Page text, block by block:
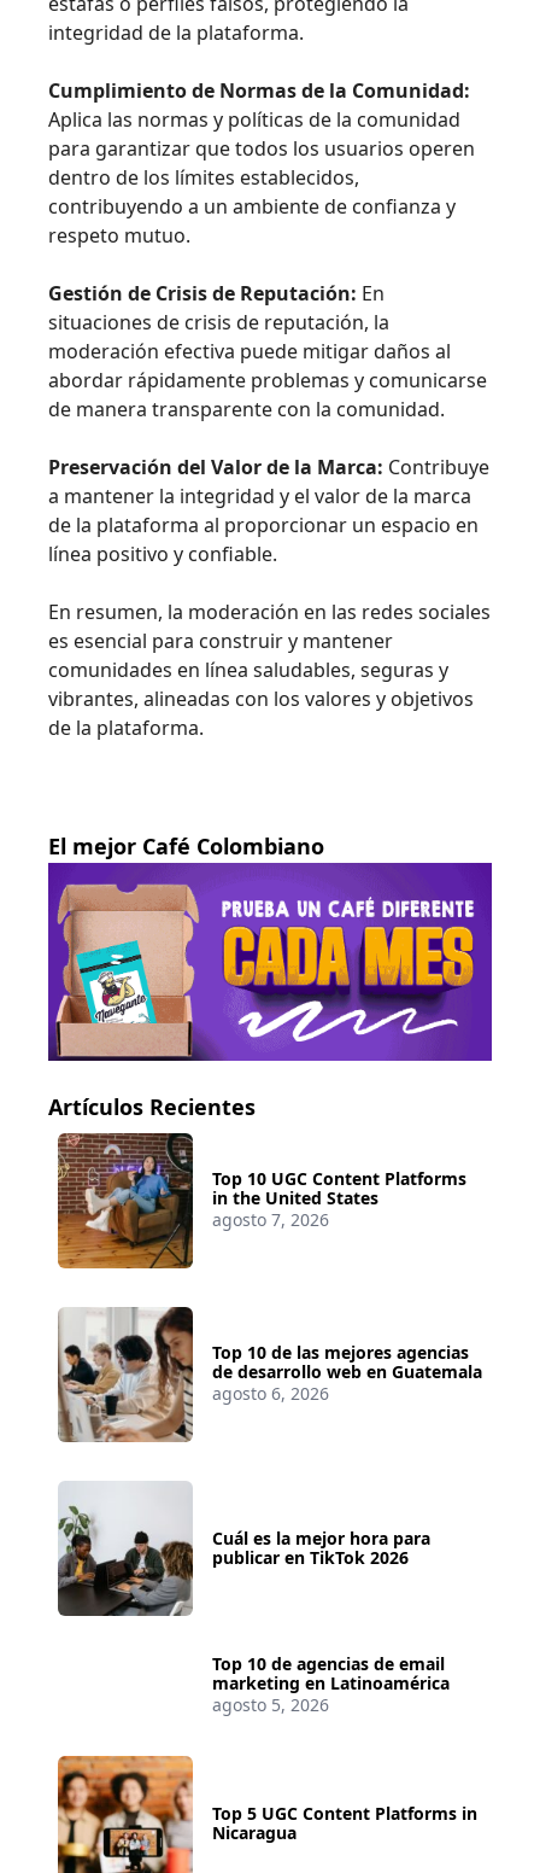
integridad de la plataforma.
Cumplimiento de Normas de la Comunidad:
Aplica las normas y políticas de la comunidad
para garantizar que todos los usuarios operen
dentro de los límites establecidos,
contribuyendo a un ambiente de confianza y
respeto mutuo.
Gestión de Crisis de Reputación: En
situaciones de crisis de reputación, la
moderación efectiva puede mitigar daños al
abordar rápidamente problemas y comunicarse
de manera transparente con la comunidad.
Preservación del Valor de la Marca: Contribuye
a mantener la integridad y el valor de la marca
de la plataforma al proporcionar un espacio en
línea positivo y confiable.
En resumen, la moderación en las redes sociales
es esencial para construir y mantener
comunidades en línea saludables, seguras y
vibrantes, alineadas con los valores y objetivos
de la plataforma.
El mejor Café Colombiano
Artículos Recientes
Top 10 UGC Content Platforms
in the United States
agosto 7, 2026
Top 10 de las mejores agencias
de desarrollo web en Guatemala
agosto 6, 2026
Cuál es la mejor hora para
publicar en TikTok 2026
Top 10 de agencias de email
marketing en Latinoamérica
agosto 5, 2026
Top 5 UGC Content Platforms in
Nicaragua